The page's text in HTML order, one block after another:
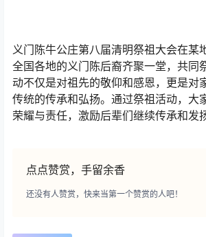
义门陈牛公庄第八届清明祭祖大会在某
全国各地的义门陈后裔齐聚一堂，共同
动不仅是对祖先的敬仰和感恩，更是对
传统的传承和弘扬。通过祭祖活动，大
荣耀与责任，激励后辈们继续传承和发
点点赞赏，手留余香
还没有人赞赏，快来当第一个赞赏的人吧！